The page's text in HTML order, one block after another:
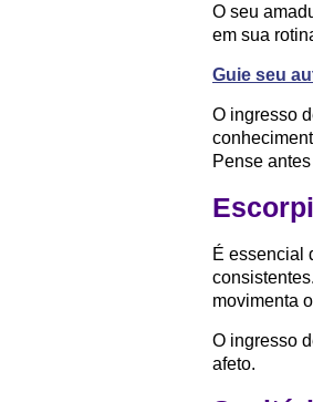
O seu
em sua
Guie seu
O ingresso
Pense
É essencial
movimenta
O ingresso
afeto.